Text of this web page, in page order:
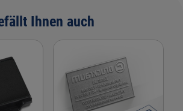
Ihnen auch